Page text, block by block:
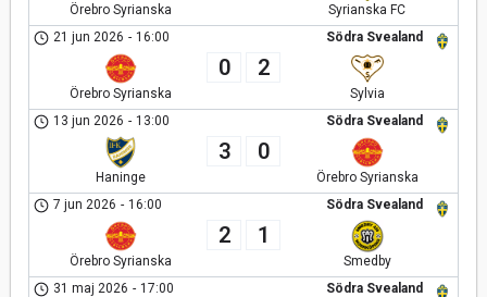
Örebro Syrianska
Syrianska FC
Södra Svealand
21 jun 2026 - 16:00
Örebro Syrianska
0 2
Sylvia
Södra Svealand
13 jun 2026 - 13:00
Haninge
3 0
Örebro Syrianska
Södra Svealand
7 jun 2026 - 16:00
Örebro Syrianska
2 1
Smedby
Södra Svealand
31 maj 2026 - 17:00